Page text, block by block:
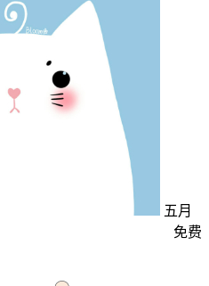
五月
免费